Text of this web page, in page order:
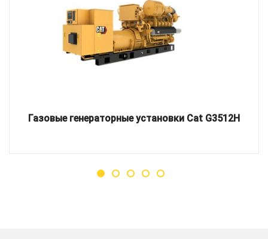
Газовые генераторные установки Cat G3512H